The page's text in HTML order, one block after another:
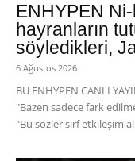
ENHYPEN
hayranların
söyledikleri,
6 Ağustos 2026
BU ENHYPEN CANLI
"Bazen sadece fark
"Bu sözler sırf etkileşim